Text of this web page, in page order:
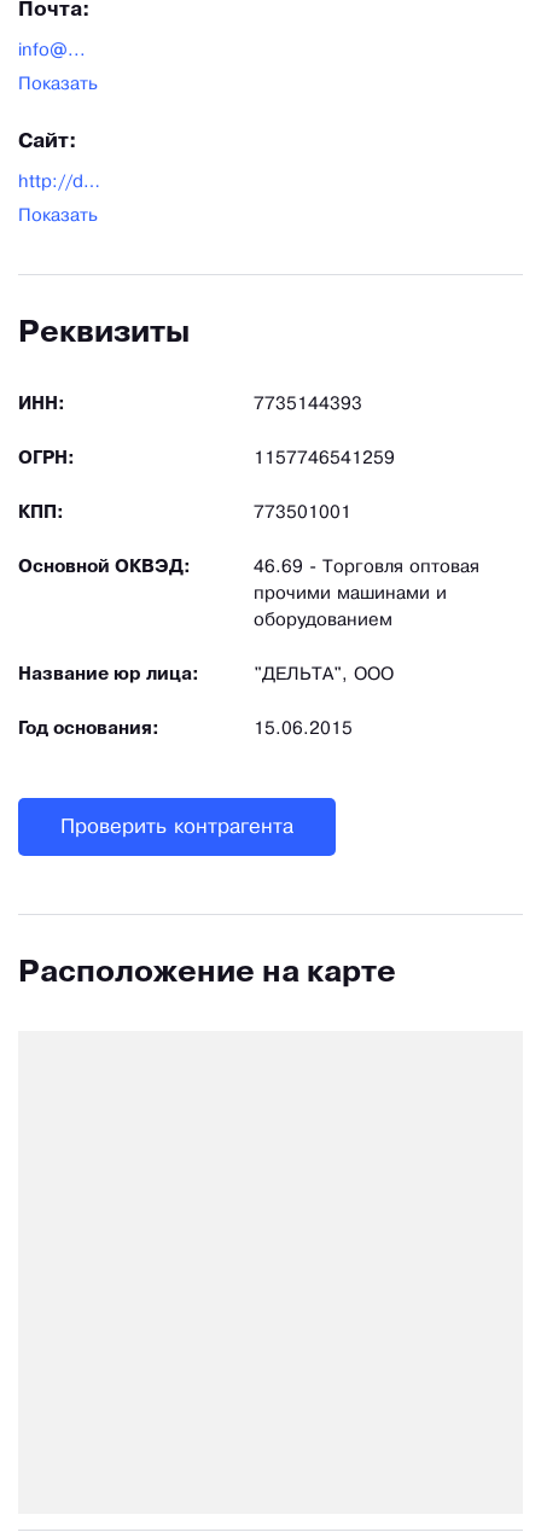
Почта:
info@...
Показать
Сайт:
http://deltaplant.ru/
Показать
Реквизиты
ИНН: 7735144393
ОГРН: 1157746541259
КПП: 773501001
Основной ОКВЭД:
46.69 - Торговля оптовая
прочими машинами и
оборудованием
Название юр лица: "ДЕЛЬТА", ООО
Год основания: 15.06.2015
Проверить контрагента
Расположение на карте